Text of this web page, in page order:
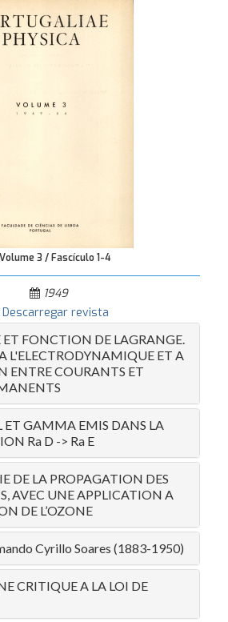
Volume 3 / Fascículo 1-4
1949
revista
ET FONCTION DE LAGRANGE.
L'ELECTRODYNAMIQUE ET A
ENTRE COURANTS ET
ET GAMMA EMIS DANS LA
Ra D -> Ra E
DE LA PROPAGATION DES
AVEC UNE APPLICATION A
DE L’OZONE
Cyrillo Soares (1883-1950)
CRITIQUE A LA LOI DE